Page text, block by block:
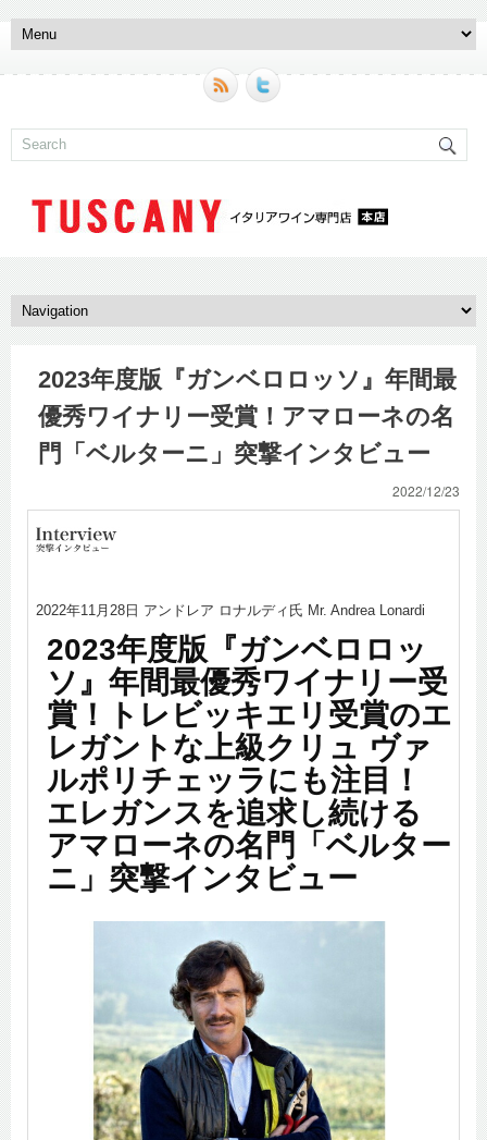
2023年度版『ガンベロロッソ』年間最
優秀ワイナリー受賞！アマローネの名
門「ベルターニ」突撃インタビュー
2022/12/23
2022年11月28日 アンドレア ロナルディ氏 Mr. Andrea Lonardi
2023年度版『ガンベロロッ
ソ』年間最優秀ワイナリー受
賞！トレビッキエリ受賞のエ
レガントな上級クリュ ヴァ
ルポリチェッラにも注目！
エレガンスを追求し続ける
アマローネの名門「ベルター
ニ」突撃インタビュー